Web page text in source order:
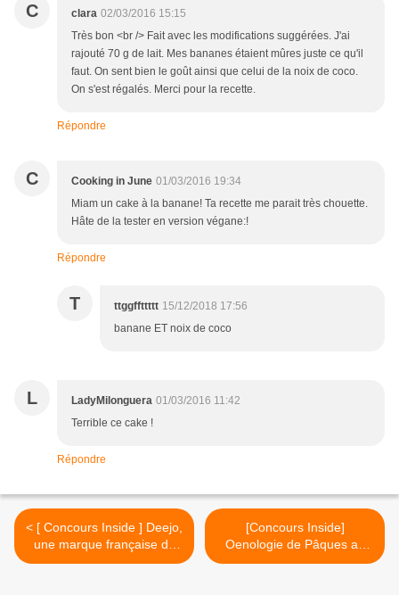
C clara 02/03/2016 15:15
Très bon <br /> Fait avec les modifications suggérées. J'ai
rajouté 70 g de lait. Mes bananes étaient mûres juste ce qu'il
faut. On sent bien le goût ainsi que celui de la noix de coco.
On s'est régalés. Merci pour la recette.
Répondre
C Cooking in June 01/03/2016 19:34
Miam un cake à la banane! Ta recette me parait très chouette.
Hâte de la tester en version végane:!
Répondre
T ttggffttttt 15/12/2018 17:56
banane ET noix de coco
L LadyMilonguera 01/03/2016 11:42
Terrible ce cake !
Répondre
< [ Concours Inside ] Deejo,
une marque française de
couteaux personnalisables
[Concours Inside]
Oenologie de Pâques au
château Larrivet Haut-Brion